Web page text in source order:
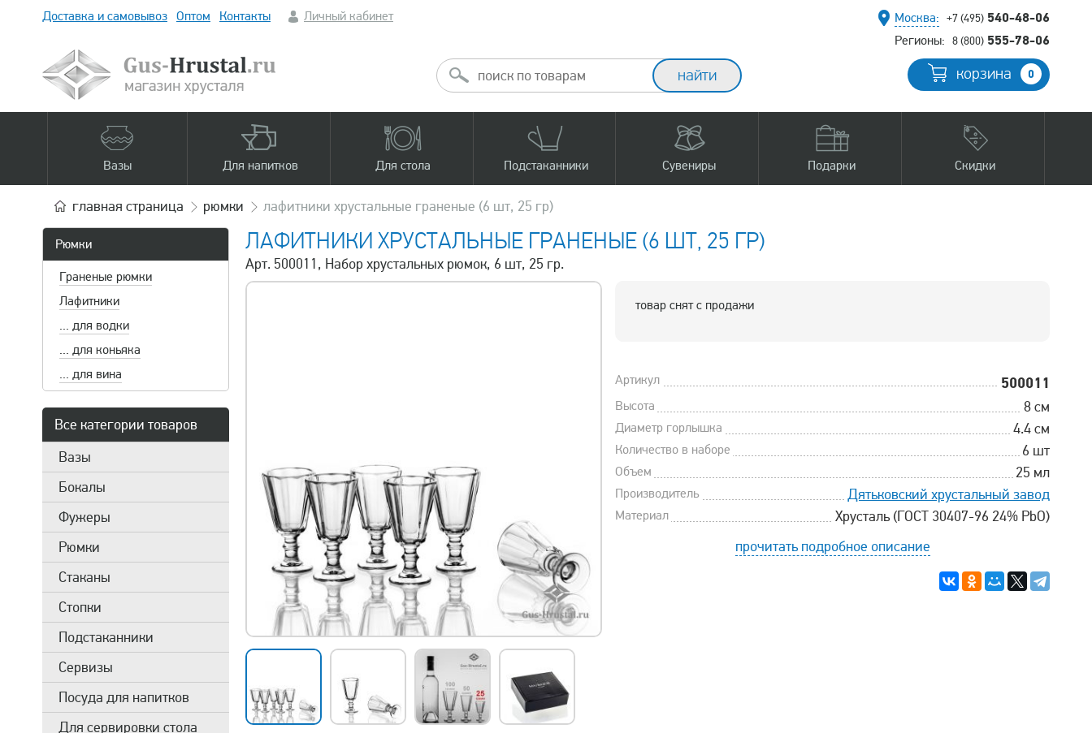
Доставка и самовывоз Оптом Контакты Личный кабинет Москва: +7 (495) 540-48-06
Регионы: 8 (800) 555-78-06
корзина 0
Вазы Для напитков Для стола Подстаканники Сувениры Подарки Скидки
главная страница рюмки лафитники хрустальные граненые (6 шт, 25 гр)
Рюмки
Граненые рюмки
Лафитники
... для водки
... для коньяка
... для вина
Все категории товаров
Вазы
Бокалы
Фужеры
Рюмки
Стаканы
Стопки
Подстаканники
Сервизы
Посуда для напитков
Для сервировки стола
ЛАФИТНИКИ ХРУСТАЛЬНЫЕ ГРАНЕНЫЕ (6 ШТ, 25 ГР)
Арт. 500011, Набор хрустальных рюмок, 6 шт, 25 гр.
товар снят с продажи
Артикул 500011
Высота 8 см
Диаметр горлышка 4.4 см
Количество в наборе 6 шт
Объем 25 мл
Производитель Дятьковский хрустальный завод
Материал
Хрусталь (ГОСТ 30407-96 24% PbO)
прочитать подробное описание